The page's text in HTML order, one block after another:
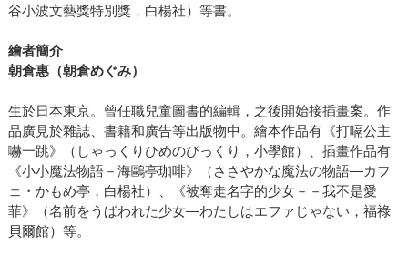
谷小波文藝獎特別獎，白楊社）等書。
繪者簡介
朝倉惠（朝倉めぐみ）
生於日本東京。曾任職兒童圖書的編輯，之後開始接插畫案。作
品廣見於雜誌、書籍和廣告等出版物中。繪本作品有《打嗝公主
嚇一跳》（しゃっくりひめのびっくり，小學館）、插畫作品有
《小小魔法物語－海鷗亭珈啡》（ささやかな魔法の物語―カフ
ェ・かもめ亭，白楊社）、《被奪走名字的少女－－我不是愛
菲》（名前をうばわれた少女―わたしはエファじゃない，福祿
貝爾館）等。